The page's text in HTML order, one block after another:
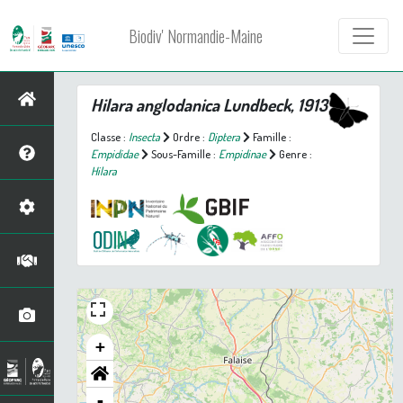
Biodiv' Normandie-Maine
Hilara anglodanicaLundbeck, 1913
Classe : Insecta Ordre : Diptera
Famille :
Empididae
Sous-Famille : Empidinae
Genre :
Hilara
+